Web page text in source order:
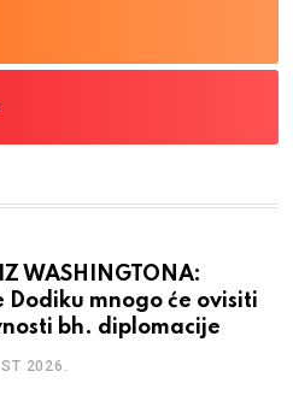
WASHINGTONA:
Dodiku mnogo će ovisiti
bh. diplomacije
2026.